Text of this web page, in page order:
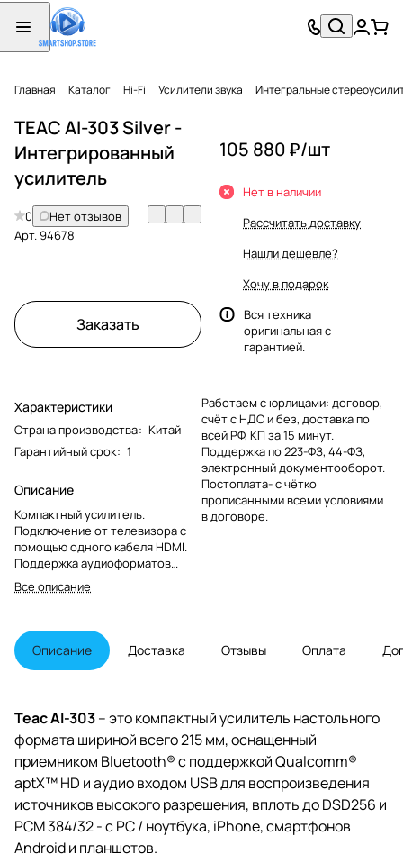
Главная Каталог Hi-Fi Усилители звука Интегральные
TEAC AI-303 Silver -
Интегрированный
усилитель
0
Нет отзывов
Арт.94678
Заказать
Характеристики
Страна производства: Китай
Гарантийный срок: 1
Описание
Компактный усилитель.
Подключение от телевизора с
помощью одного кабеля HDMI.
Поддержка аудиоформатов
высокого разрешения DSD512 и
PCM 384/32. Широкий выбор
коаксиальный и оптический.
Встроенный приемник Bluetooth
с поддержкой LDAC и Qualcomm
Высокопроизводительный
усилитель мощности Ncore от
Hypex.
Все описание
105 880 ₽/шт
Нет в наличии
Рассчитать доставку
Нашли дешевле?
Хочу в подарок
Вся техника
оригинальная с
гарантией.
Работаем с юрлицами: договор,
счёт с НДС и без, доставка по
всей РФ, КП за 15 минут.
Поддержка по 223-ФЗ, 44-ФЗ,
электронный документооборот.
Постоплата- с чётко
прописанными всеми условиями
в договоре.
Описание Доставка Отзывы Оплата
Teac AI-303– это компактный усилитель настольного
формата шириной всего 215 мм, оснащенный
приемником Bluetooth® с поддержкой Qualcomm®
aptX™ HD и аудио входом USB для воспроизведения
источников высокого разрешения, вплоть до DSD256 и
PCM 384/32 - с PC / ноутбука, iPhone, смартфонов
Android и планшетов.